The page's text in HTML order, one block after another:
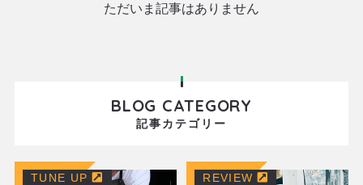
ただいま記事はありません
BLOG CATEGORY
記事カテゴリー
TUNE UP REVIEW